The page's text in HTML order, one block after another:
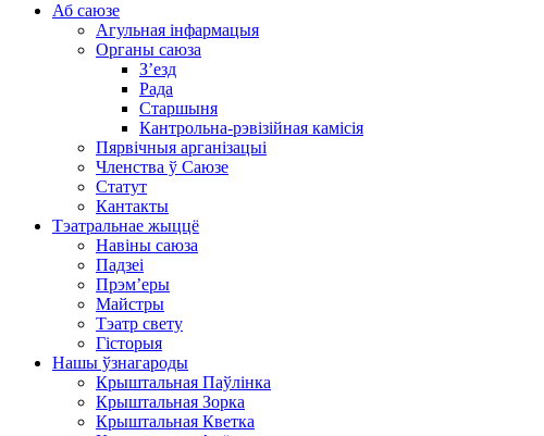
Аб саюзе
Агульная інфармацыя
Органы саюза
З’езд
Рада
Старшыня
Кантрольна-рэвізійная камісія
Пярвічныя арганізацыі
Членства ў Саюзе
Статут
Кантакты
Тэатральнае жыццё
Навіны саюза
Падзеі
Прэм’еры
Майстры
Тэатр свету
Гісторыя
Нашы ўзнагароды
Крыштальная Паўлінка
Крыштальная Зорка
Крыштальная Кветка